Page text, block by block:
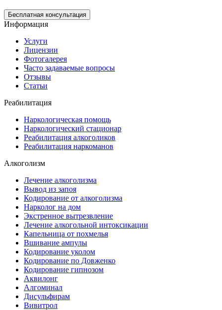
Бесплатная консультация
Информация
Услуги
Лицензии
Фотогалерея
Часто задаваемые вопросы
Отзывы
Статьи
Реабилитация
Наркологическая помощь
Наркологический стационар
Реабилитация алкоголиков
Реабилитация наркоманов
Алкоголизм
Лечение алкоголизма
Вывод из запоя
Кодирование от алкоголизма
Нарколог на дом
Экстренное вытрезвление
Лечение алкогольной интоксикации
Капельница от похмелья
Вшивание ампулы
Кодирование уколом
Кодирование по Довженко
Кодирование гипнозом
Аквилонг
Алгоминал
Дисульфирам
Вивитрол